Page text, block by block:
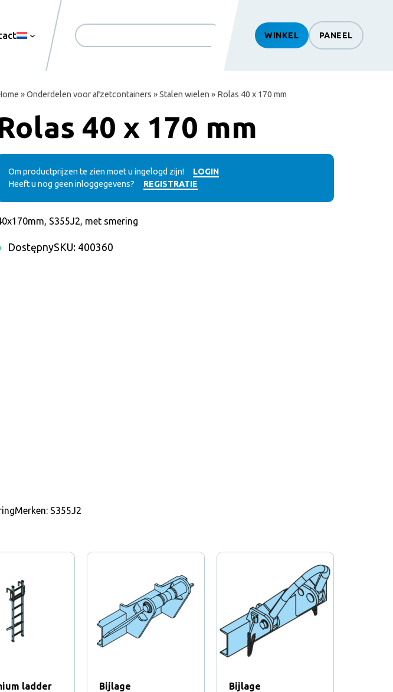
ZoekopdrachtSearch
WINKEL PANEEL
»Onderdelen voor afzetcontainers »Stalen wielen » Rolas 40 x 170 mm
40 x 170 mm
Om productprijzen te zien moet u ingelogd zijn!
LOGIN
Heeft u nog geen inloggegevens?
REGISTRATIE
S355J2, met smering
DostępnySKU: 400360
S355J2
ladder
Bijlage Bijlage